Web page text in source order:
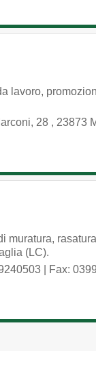
lavoro,
28 , 23873
muratura,
(LC).
| Fax: